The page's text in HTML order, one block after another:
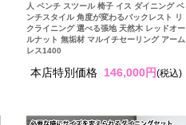
人 ベンチ スツール 椅子 イス ダイニング ベ
ンチスタイル 角度が変わるバックレスト リ
クライニング 選べる張地 天然木 レッドオー
ルナット 無垢材 マルイチセーリング アーム
レス1400
本店特別価格 146,000円(税込)